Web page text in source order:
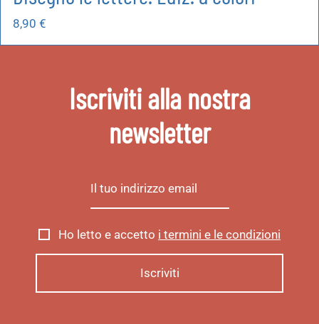
8,90 €
Iscriviti alla nostra
newsletter
Ho letto e accetto i termini e le condizioni